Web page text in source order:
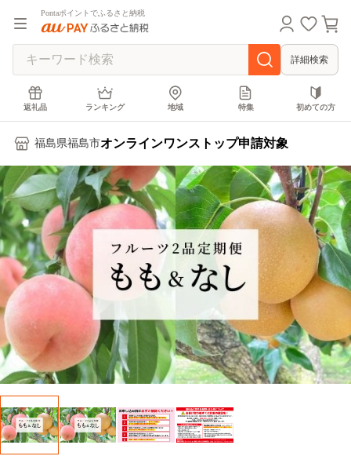
Pontaポイントでふるさと納税
詳細検索
返礼品 ランキング 地域 特集 初めての方
福島県福島市オンラインワンストップ申請対象